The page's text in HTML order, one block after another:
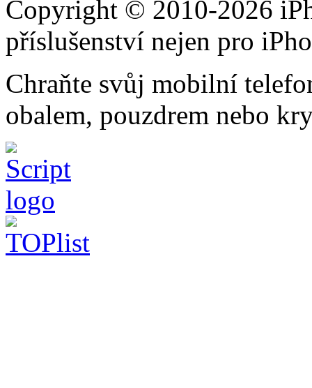
Copyright © 2010-2026
příslušenství nejen pro
Chraňte svůj mobilní
obalem, pouzdrem nebo